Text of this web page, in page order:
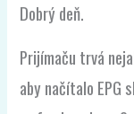
Dobrý deň.
Prijímaču trvá
aby načítalo EPG